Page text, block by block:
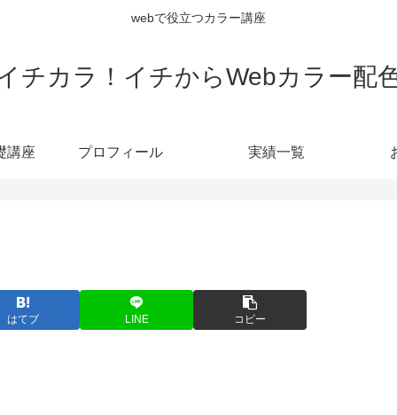
webで役立つカラー講座
チカラ！イチからWebカラー配
講座 プロフィール 実績一覧
はてブ LINE コピー